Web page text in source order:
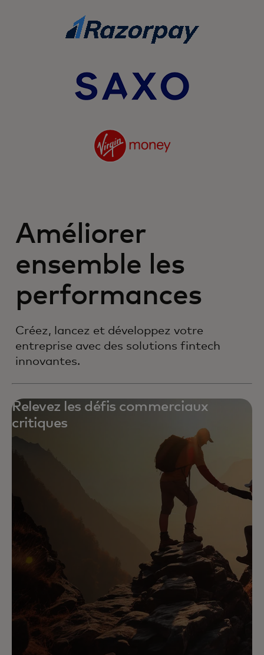
Améliorer
ensemble les
performances
Créez, lancez et développez votre
entreprise avec des solutions fintech
innovantes.
Relevez les défis commerciaux
critiques